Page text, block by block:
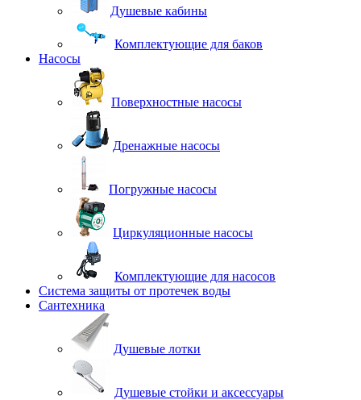
Душевые кабины
Комплектующие для баков
Насосы
Поверхностные насосы
Дренажные насосы
Погружные насосы
Циркуляционные насосы
Комплектующие для насосов
Система защиты от протечек воды
Сантехника
Душевые лотки
Душевые стойки и аксессуары